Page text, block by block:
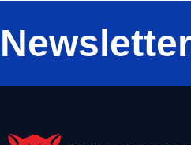
Newsletter